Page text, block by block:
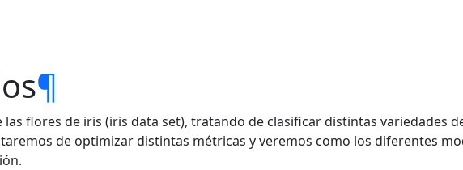
¶
las flores de iris (iris data set), tratando de clasificar distintas variedades
de optimizar distintas métricas y veremos como los diferentes